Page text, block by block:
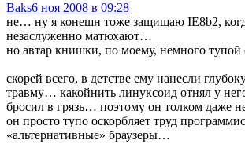
Baks6 ноя 2008 в 09:28
не… ну я конешн тоже защищаю IE8b2,
незаслуженно матюхают…
но автар книшки, по моему, немного
скорей всего, в детстве ему нанесли
травму… какойнить линуксоид отнял у
бросил в грязь… поэтому он толком даже
он просто тупо оскорбляет труд
«альтернативные» браузеры…